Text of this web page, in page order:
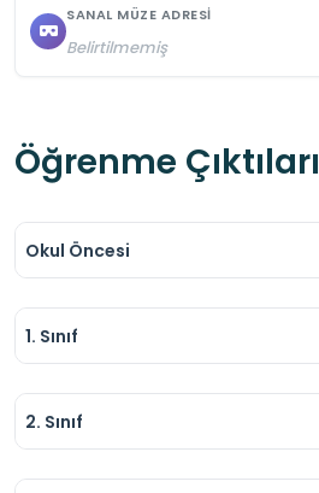
SANAL MÜZE ADRESI
Belirtilmemiş
Öğrenme Çıktıları
Okul Öncesi
1. Sınıf
2. Sınıf